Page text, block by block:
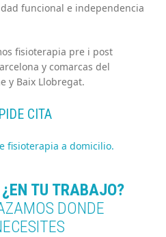
funcional e independencia
fisioterapia pre i post
y comarcas del
y Baix Llobregat.
PIDE CITA
fisioterapia a domicilio.
TU TRABAJO?
DONDE